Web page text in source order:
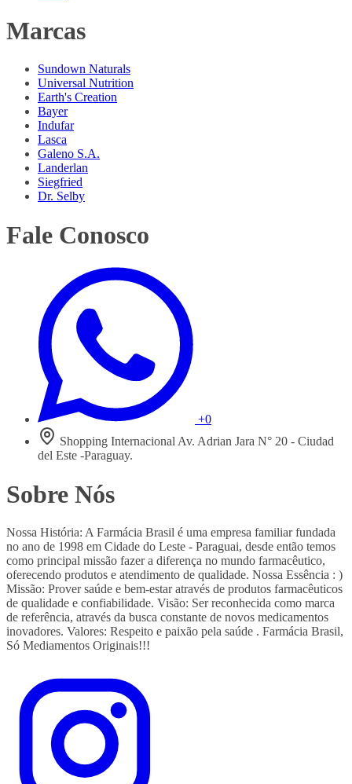
Marcas
Sundown Naturals
Universal Nutrition
Earth's Creation
Bayer
Indufar
Lasca
Galeno S.A.
Landerlan
Siegfried
Dr. Selby
Fale Conosco
+0
Shopping Internacional Av. Adrian Jara N° 20 - Ciudad
del Este -Paraguay.
Sobre Nós
Nossa História: A Farmácia Brasil é uma empresa familiar fundada
no ano de 1998 em Cidade do Leste - Paraguai, desde então temos
como principal missão fazer a diferença no mundo farmacêutico,
oferecendo produtos e atendimento de qualidade. Nossa Essência : )
Missão: Prover saúde e bem-estar através de produtos farmacêuticos
de qualidade e confiabilidade. Visão: Ser reconhecida como marca
de referência, através da busca constante de novos medicamentos
inovadores. Valores: Respeito e paixão pela saúde . Farmácia Brasil,
Só Mediamentos Originais!!!